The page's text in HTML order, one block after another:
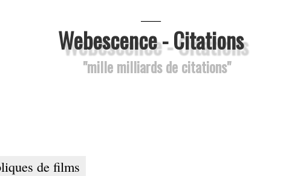
Webescence - Citations
"mille milliards de citations"
de films